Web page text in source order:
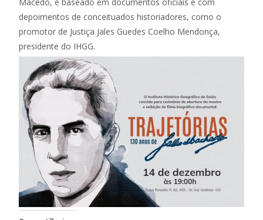
depoimentos de conceituados historiadores, como o
promotor de Justiça Jales Guedes Coelho Mendonça,
presidente do IHGG.